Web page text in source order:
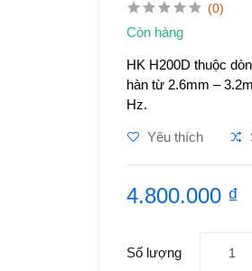
(0)
Còn hàng
HK H200D thuộc
hàn từ 2.6mm –
Hz.
Yêu thích
4.800.000 ₫
Số lượng